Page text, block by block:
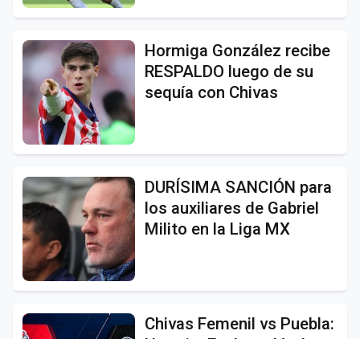
Hormiga González recibe
RESPALDO luego de su
sequía con Chivas
DURÍSIMA SANCIÓN para
los auxiliares de Gabriel
Milito en la Liga MX
Chivas Femenil vs Puebla: